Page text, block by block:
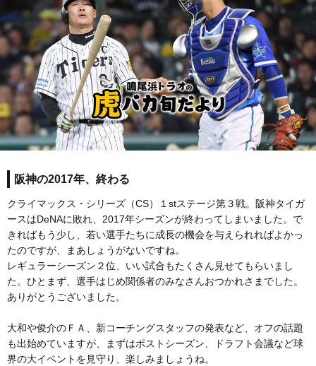
阪神の2017年、終わる
クライマックス・シリーズ（CS）１stステージ第３戦。阪神タイガ
ースはDeNAに敗れ、2017年シーズンが終わってしまいました。で
きればもう少し、若い選手たちに成長の機会を与えられればよかっ
たのですが、まあしょうがないですね。
レギュラーシーズン２位、いい試合もたくさん見せてもらいまし
た。ひとまず、選手はじめ関係者のみなさんおつかれさまでした。
ありがとうございました。
大和や俊介のＦＡ、新コーチングスタッフの発表など、オフの話題
も出始めていますが、まずはポストシーズン、ドラフト会議など球
界の大イベントを見守り、楽しみましょうね。